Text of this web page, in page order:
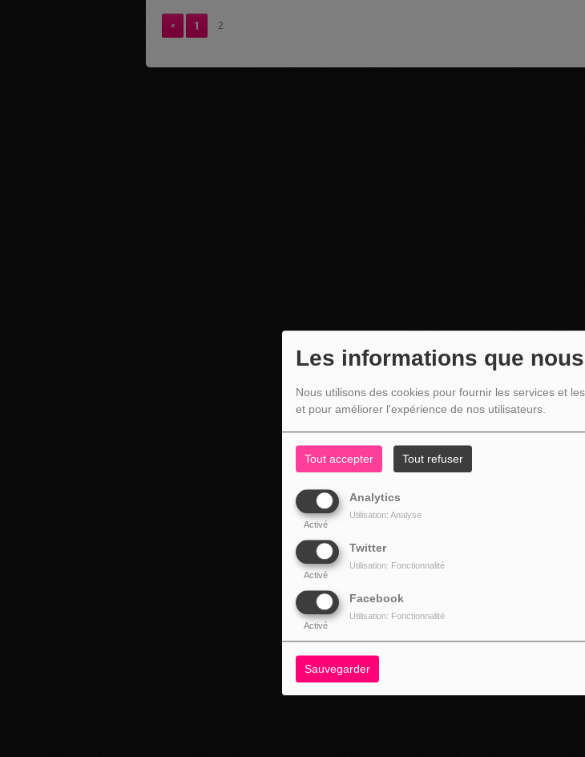
Les informations que
Nous utilisons des cookies pour fournir les services et
et pour améliorer l'expérience de nos utilisateurs.
Tout accepter Tout refuser
Analytics
Activé
Utilisation: Analyse
Twitter
Activé
Utilisation: Fonctionnalité
Facebook
Activé
Utilisation: Fonctionnalité
Sauvegarder
< 1 2
La